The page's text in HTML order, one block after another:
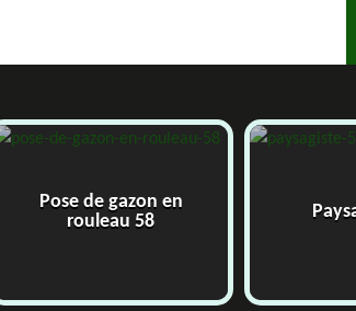
Paysagiste 58